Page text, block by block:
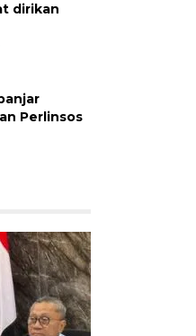
dirikan
Perlinsos